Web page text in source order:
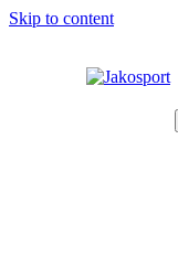
Skip to content